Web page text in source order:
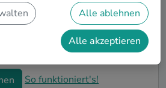
im richtigen Glanz
findest Du professionelle
Acts, die perfekt auf Deine
Oldenburg passen.
So funktioniert's!
Alle ablehnen
Alle akzeptieren